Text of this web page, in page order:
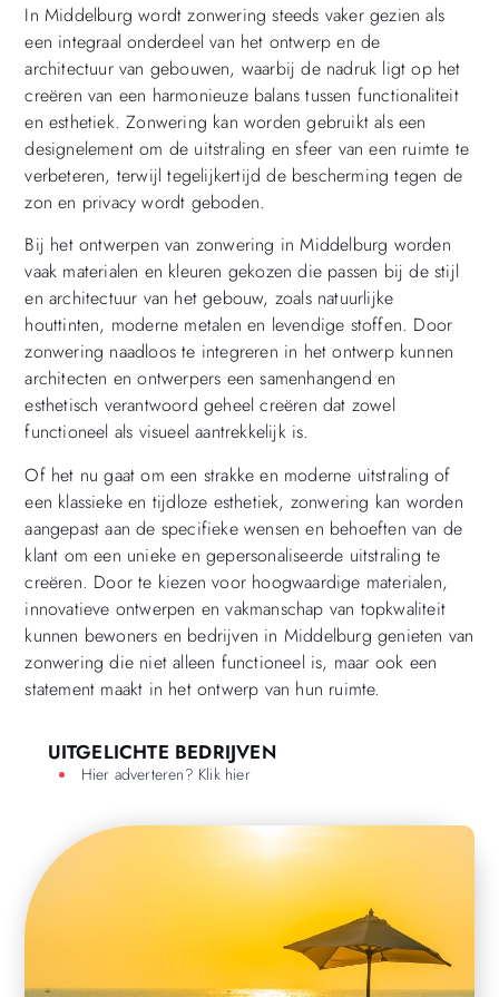
In Middelburg wordt zonwering steeds vaker gezien als
een integraal onderdeel van het ontwerp en de
architectuur van gebouwen, waarbij de nadruk ligt op het
creëren van een harmonieuze balans tussen functionaliteit
en esthetiek. Zonwering kan worden gebruikt als een
designelement om de uitstraling en sfeer van een ruimte te
verbeteren, terwijl tegelijkertijd de bescherming tegen de
zon en privacy wordt geboden.
Bij het ontwerpen van zonwering in Middelburg worden
vaak materialen en kleuren gekozen die passen bij de stijl
en architectuur van het gebouw, zoals natuurlijke
houttinten, moderne metalen en levendige stoffen. Door
zonwering naadloos te integreren in het ontwerp kunnen
architecten en ontwerpers een samenhangend en
esthetisch verantwoord geheel creëren dat zowel
functioneel als visueel aantrekkelijk is.
Of het nu gaat om een strakke en moderne uitstraling of
een klassieke en tijdloze esthetiek, zonwering kan worden
aangepast aan de specifieke wensen en behoeften van de
klant om een unieke en gepersonaliseerde uitstraling te
creëren. Door te kiezen voor hoogwaardige materialen,
innovatieve ontwerpen en vakmanschap van topkwaliteit
kunnen bewoners en bedrijven in Middelburg genieten van
zonwering die niet alleen functioneel is, maar ook een
statement maakt in het ontwerp van hun ruimte.
UITGELICHTE BEDRIJVEN
Hier adverteren? Klik hier